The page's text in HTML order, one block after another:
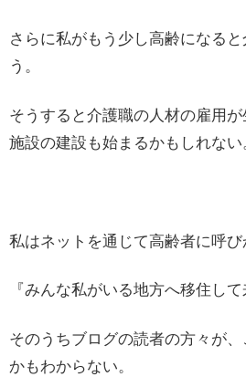
さらに私がもう少し高齢になる
う。
そうすると介護職の人材の雇用
施設の建設も始まるかもしれない
私はネットを通じて高齢者に呼び
『みんな私がいる地方へ移住し
そのうちブログの読者の方々が
かもわからない。